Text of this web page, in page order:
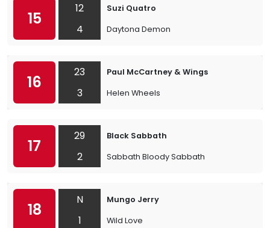
15
12
4
Suzi Quatro
Daytona Demon
16
23
3
Paul McCartney & Wings
Helen Wheels
17
29
2
Black Sabbath
Sabbath Bloody Sabbath
18
N
1
Mungo Jerry
Wild Love